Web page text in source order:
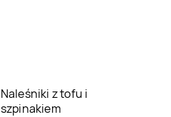
Naleśniki z tofu i
szpinakiem